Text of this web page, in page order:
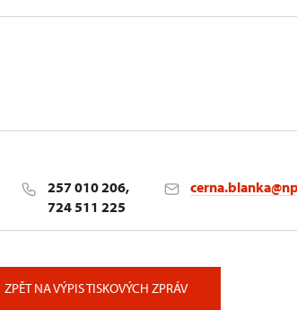
257 010 206,
724 511 225
ZPĚT NA VÝPIS TISKOVÝCH ZPRÁV